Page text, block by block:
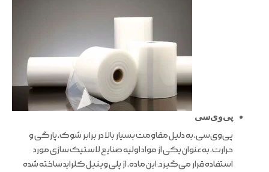
پی‌وی‌سی
پی‌وی‌سی، به دلیل مقاومت بسیار بالا در برابر شوک، پارگی و
حرارت، به عنوان یکی از مواد اولیه صنایع لاستیک سازی مورد
استفاده قرار می‌گیرد. این ماده، از پلی وینیل کلراید ساخته شده